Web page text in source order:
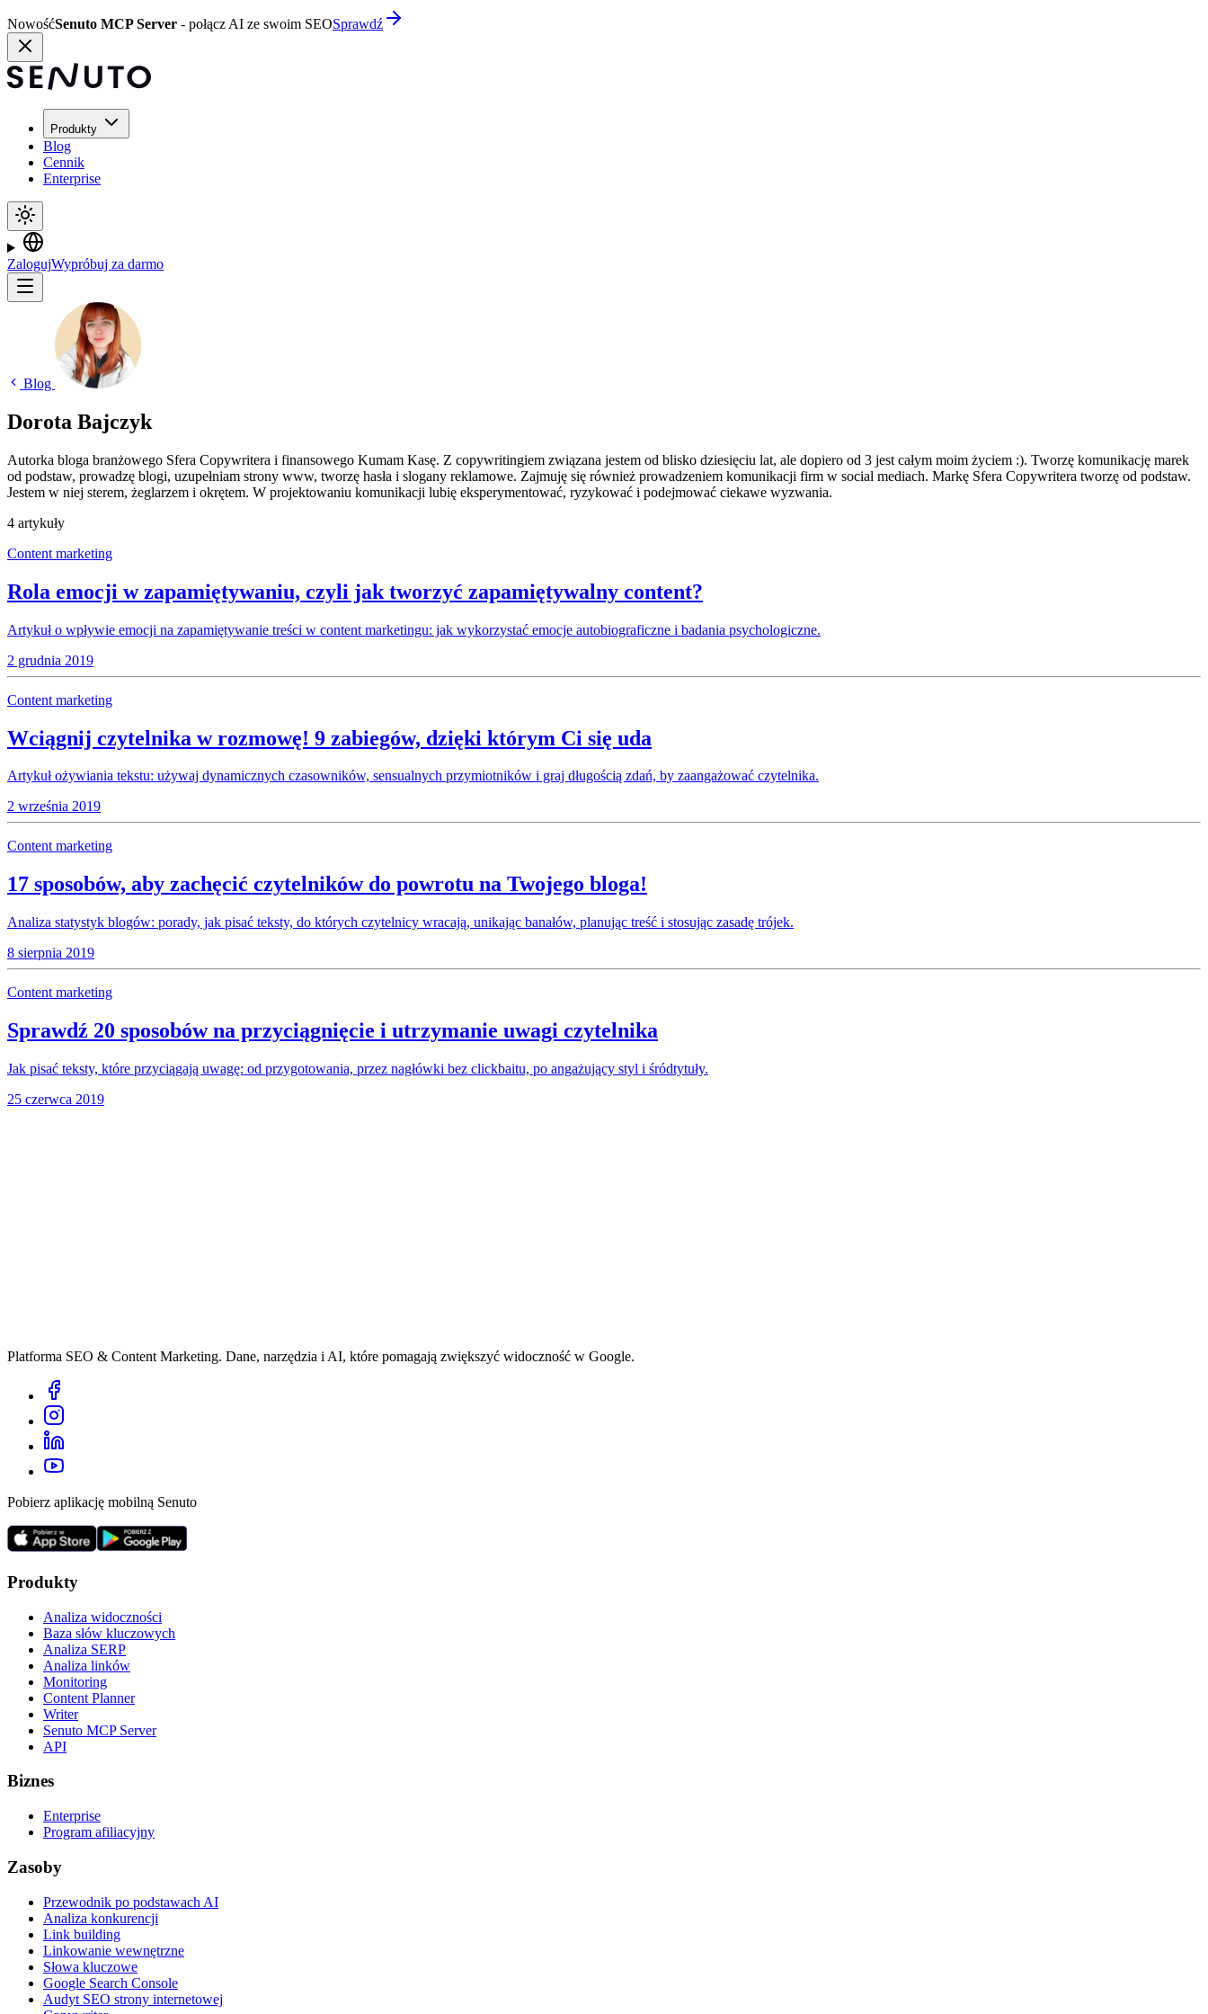
NowośćSenuto MCP Server - połącz AI ze swoim SEOSprawdź
Produkty
Blog
Cennik
Enterprise
ZalogujWypróbuj za darmo
Blog
Dorota Bajczyk
Autorka bloga branżowego Sfera Copywritera i finansowego Kumam Kasę. Z copywritingiem związana jestem od blisko dziesięciu lat, ale dopiero od 3 jest całym moim życiem :). Tworzę komunikację marek
od podstaw, prowadzę blogi, uzupełniam strony www, tworzę hasła i slogany reklamowe. Zajmuję się również prowadzeniem komunikacji firm w social mediach. Markę Sfera Copywritera tworzę od podstaw.
Jestem w niej sterem, żeglarzem i okrętem. W projektowaniu komunikacji lubię eksperymentować, ryzykować i podejmować ciekawe wyzwania.
4 artykuły
Content marketing
Rola emocji w zapamiętywaniu, czyli jak tworzyć zapamiętywalny content?
Artykuł o wpływie emocji na zapamiętywanie treści w content marketingu: jak wykorzystać emocje autobiograficzne i badania psychologiczne.
2 grudnia 2019
Content marketing
Wciągnij czytelnika w rozmowę! 9 zabiegów, dzięki którym Ci się uda
Artykuł ożywiania tekstu: używaj dynamicznych czasowników, sensualnych przymiotników i graj długością zdań, by zaangażować czytelnika.
2 września 2019
Content marketing
17 sposobów, aby zachęcić czytelników do powrotu na Twojego bloga!
Analiza statystyk blogów: porady, jak pisać teksty, do których czytelnicy wracają, unikając banałów, planując treść i stosując zasadę trójek.
8 sierpnia 2019
Content marketing
Sprawdź 20 sposobów na przyciągnięcie i utrzymanie uwagi czytelnika
Jak pisać teksty, które przyciągają uwagę: od przygotowania, przez nagłówki bez clickbaitu, po angażujący styl i śródtytuły.
25 czerwca 2019
Platforma SEO & Content Marketing. Dane, narzędzia i AI, które pomagają zwiększyć widoczność w Google.
Pobierz aplikację mobilną Senuto
Produkty
Analiza widoczności
Baza słów kluczowych
Analiza SERP
Analiza linków
Monitoring
Content Planner
Writer
Senuto MCP Server
API
Biznes
Enterprise
Program afiliacyjny
Zasoby
Przewodnik po podstawach AI
Analiza konkurencji
Link building
Linkowanie wewnętrzne
Słowa kluczowe
Google Search Console
Audyt SEO strony internetowej